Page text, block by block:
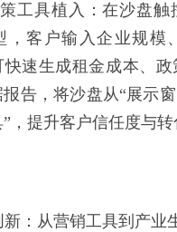
工具植入：在沙盘触
，客户输入企业规模
快速生成租金成本、
告，将沙盘从“展示
，提升客户信任度与转
新：从营销工具到产业